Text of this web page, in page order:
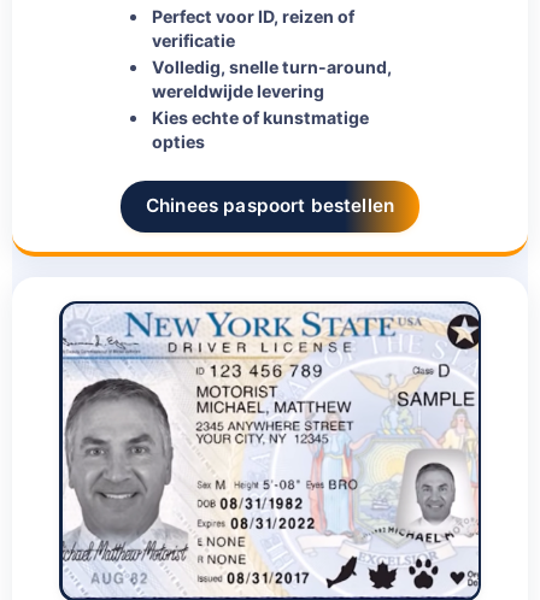
Perfect voor ID, reizen of
verificatie
Volledig, snelle turn-around,
wereldwijde levering
Kies echte of kunstmatige
opties
Chinees paspoort bestellen